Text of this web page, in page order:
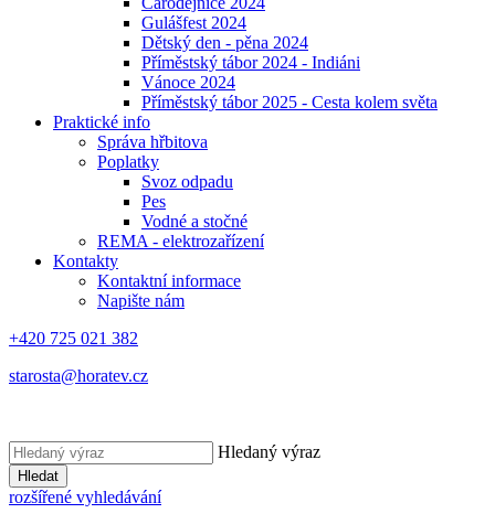
Gulášfest 2024
Dětský den - pěna 2024
Příměstský tábor 2024 - Indiáni
Vánoce 2024
Příměstský tábor 2025 - Cesta kolem světa
Praktické info
Správa hřbitova
Poplatky
Svoz odpadu
Pes
Vodné a stočné
REMA - elektrozařízení
Kontakty
Kontaktní informace
Napište nám
+420 725 021 382
starosta@horatev.cz
Hledaný výraz
Hledat
rozšířené vyhledávání